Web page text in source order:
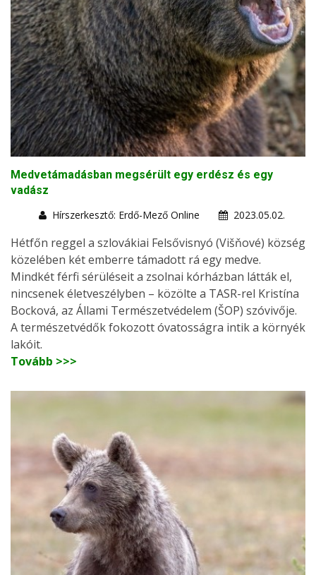
Medvetámadásban megsérült egy erdész és egy
vadász
Hírszerkesztő: Erdő-Mező Online
2023.05.02.
Hétfőn reggel a szlovákiai Felsővisnyó (Višňové) község
közelében két emberre támadott rá egy medve.
Mindkét férfi sérüléseit a zsolnai kórházban látták el,
nincsenek életveszélyben – közölte a TASR-rel Kristína
Bocková, az Állami Természetvédelem (ŠOP) szóvivője.
A természetvédők fokozott óvatosságra intik a környék
lakóit.
Tovább >>>